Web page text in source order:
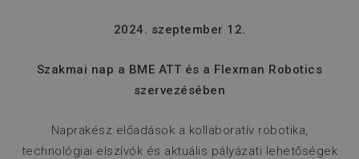
2024. szeptember 12.
Szakmai nap a BME ATT és a Flexman Robotics
szervezésében
Naprakész előadások a kollaboratív robotika,
technológiai elszívók és aktuális pályázati lehetőségek